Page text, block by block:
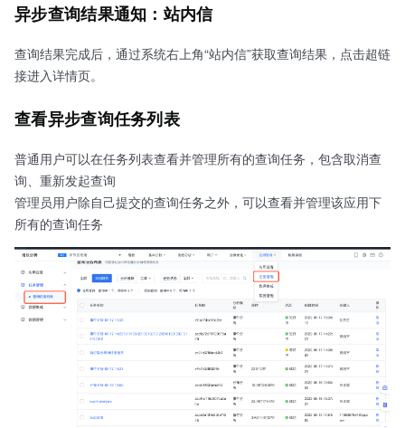
异步查询结果通知：站内信
查询结果完成后，通过系统右上角“站内信”获取查询结果，点击超链
接进入详情页。
查看异步查询任务列表
普通用户可以在任务列表查看并管理所有的查询任务，包含取消查
询、重新发起查询
管理员用户除自己提交的查询任务之外，可以查看并管理该应用下
所有的查询任务